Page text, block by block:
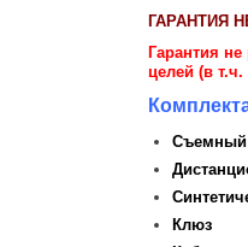
ГАРАНТИЯ
Гарантия
целей (в т.ч.
Съемный
Клюз